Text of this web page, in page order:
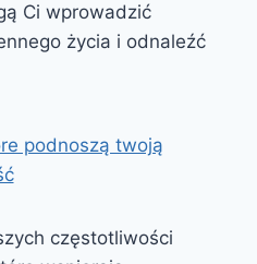
Ci wprowadzić
życia i odnaleźć
podnoszą twoją
częstotliwości